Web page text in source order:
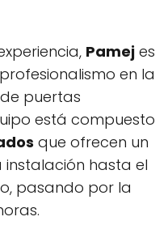
Pamej es
en la
puertas
está compuesto
que ofrecen un
instalación hasta el
pasando por la